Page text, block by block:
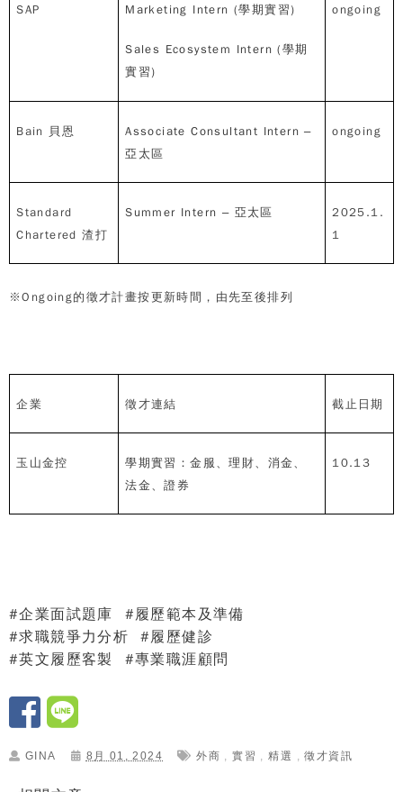
SAP Marketing Intern (學期實習)
Sales Ecosystem Intern (學期
實習)
ongoing
Bain 貝恩
Associate Consultant Intern –
亞太區
ongoing
Standard
Chartered渣打
Summer Intern – 亞太區
2025.1.
1
※Ongoing的徵才計畫按更新時間，由先至後排列
企業 徵才連結 截止日期
玉山金控 學期實習 ：金服、理財、消金、
法金、證券
10.13
#企業面試題庫 #履歷範本及準備
#求職競爭力分析 #履歷健診
#英文履歷客製 #專業職涯顧問
GINA 8月 01, 2024 外商 ,實習 ,精選 ,徵才資訊